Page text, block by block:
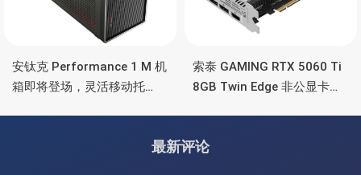
安钛克 Performance 1 M 机
箱即将登场，灵活移动托
索泰 GAMING RTX 5060 Ti
8GB Twin Edge 非公显卡，
最新评论